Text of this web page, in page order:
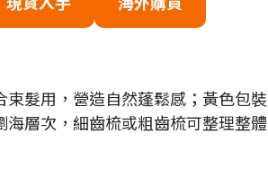
髮用，營造自然蓬鬆感；黃色包
層次，細齒梳或粗齒梳可整理整